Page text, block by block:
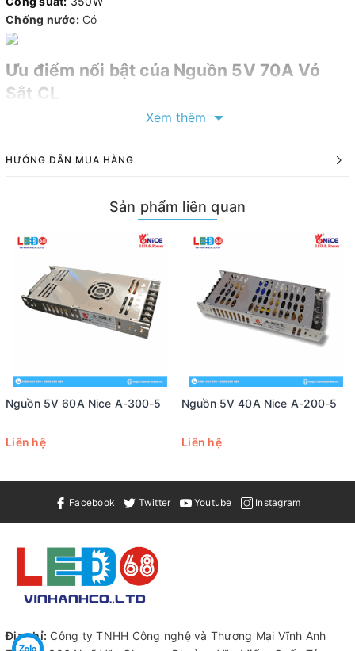
Chống nước:Có
Ưu điểm nổi bật của Nguồn 5V 70A Vỏ
Sắt CL
được sử dụng chủ yếu ở ngoài trời với
Hiệu suất cao:
Bảo vệ đa dạng: Nguồn được trang bị bảo vệ quá tải, bảo
vệ ngắn mạch đầu ra, và bảo vệ quá nhiệt, đảm bảo an
toàn cho thiết bị và người dùng.
Chất lượng ổn định:Vỏ sắt sơn tĩnh điện giúp tản nhiệt tốt
và bền bỉ trong môi trường làm việc khắc nghiệt.
Điều chỉnh tốc độ quạt:
Hệ thống làm mát bằng quạt có
thể điều chỉnh tốc độ theo nhiệt độ, giúp duy trì hiệu suất
chuyên dùng cấp nguồn cho led hoặc camera như led dây dán,
led hắt, led đúc đặc biệt là các công trình có yêu cầu khắt khe
phẩm trưng bày, tủ quần áo, tủ sách...
Ứng dụng của Nguồn 5V70A
- Nguồn led 5V70A nâng cao được hiệu suất đầu ra, có bảo vệ
áp xoay chiều đầu vào rộng hơn.
Xem thêm
HƯỚNG DẪN MUA HÀNG
Sản phẩm liên quan
Nguồn 5V 60A Nice A-300-5
Liên hệ
Nguồn 5V 40A Nice A-200-5
Liên hệ
Facebook Twitter Youtube Instagram
Địa chỉ: Công ty TNHH Công nghệ và Thương Mại Vĩnh Anh